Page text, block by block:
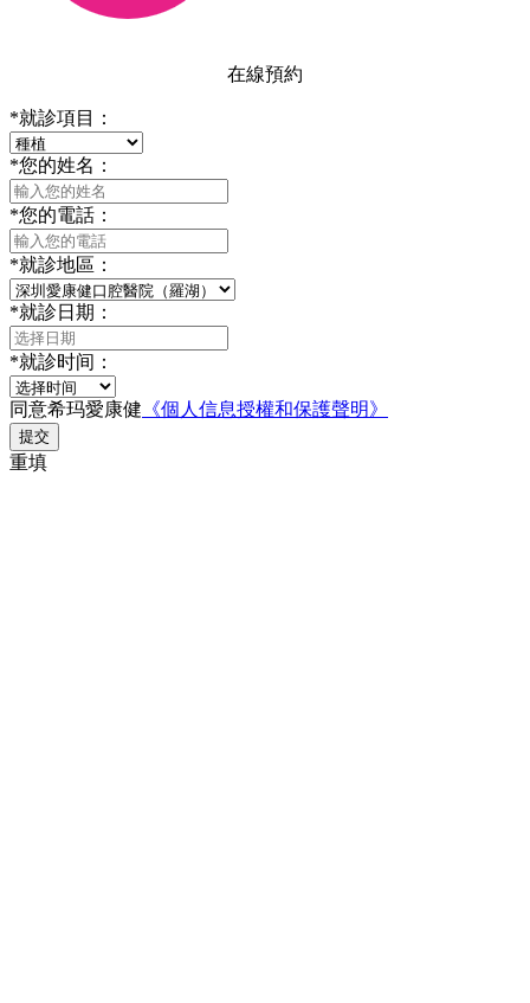
在線預約
*就診項目：
*您的姓名：
*您的電話：
*就診地區：
*就診日期：
*就診时间：
同意希玛愛康健 《個人信息授權和保護聲明》
提交
重填